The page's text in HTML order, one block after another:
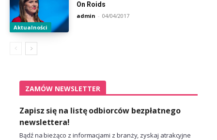
Aktualności
On Roids
admin - 04/04/2017
ZAMÓW NEWSLETTER
Zapisz się na listę odbiorców bezpłatnego
newslettera!
Bądź na bieżąco z informacjami z branży, zyskaj atrakcyjne